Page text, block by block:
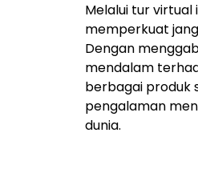
Melalui tur virtual
memperkuat
Dengan
mendalam
berbagai produk
pengalaman
dunia.